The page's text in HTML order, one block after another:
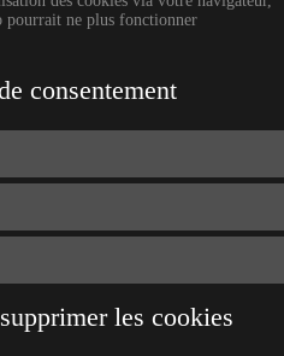
pourrait ne plus fonctionner
consentement
les cookies